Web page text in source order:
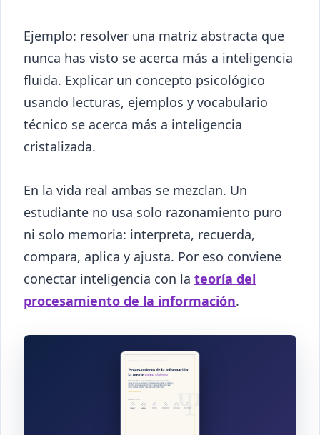
Ejemplo: resolver una matriz abstracta que
nunca has visto se acerca más a inteligencia
fluida. Explicar un concepto psicológico
usando lecturas, ejemplos y vocabulario
técnico se acerca más a inteligencia
cristalizada.
En la vida real ambas se mezclan. Un
estudiante no usa solo razonamiento puro
ni solo memoria: interpreta, recuerda,
compara, aplica y ajusta. Por eso conviene
conectar inteligencia con la teoría del
procesamiento de la información.